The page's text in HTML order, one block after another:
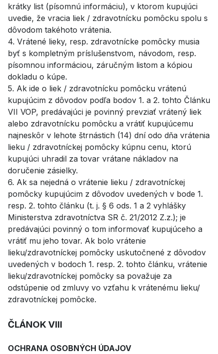
krátky list (písomnú informáciu), v ktorom kupujúci
uvedie, že vracia liek / zdravotnícku pomôcku spolu s
dôvodom takéhoto vrátenia.
4. Vrátené lieky, resp. zdravotnícke pomôcky musia
byť s kompletným príslušenstvom, návodom, resp.
písomnou informáciou, záručným listom a kópiou
dokladu o kúpe.
5. Ak ide o liek / zdravotnícku pomôcku vrátenú
kupujúcim z dôvodov podľa bodov 1. a 2. tohto Článku
VII VOP, predávajúci je povinný prevziať vrátený liek
alebo zdravotnícku pomôcku a vrátiť kupujúcemu
najneskôr v lehote štrnástich (14) dní odo dňa vrátenia
lieku / zdravotníckej pomôcky kúpnu cenu, ktorú
kupujúci uhradil za tovar vrátane nákladov na
doručenie zásielky.
6. Ak sa nejedná o vrátenie lieku / zdravotníckej
pomôcky kupujúcim z dôvodov uvedených v bode 1.
resp. 2. tohto článku (t. j. § 6 ods. 1 a 2 vyhlášky
Ministerstva zdravotníctva SR č. 21/2012 Z.z.); je
predávajúci povinný o tom informovať kupujúceho a
vrátiť mu jeho tovar. Ak bolo vrátenie
lieku/zdravotníckej pomôcky uskutočnené z dôvodov
uvedených v bodoch 1. resp. 2. tohto článku, vrátenie
lieku/zdravotníckej pomôcky sa považuje za
odstúpenie od zmluvy vo vzťahu k vrátenému lieku/
zdravotníckej pomôcke.
ČLÁNOK VIII
OCHRANA OSOBNÝCH ÚDAJOV